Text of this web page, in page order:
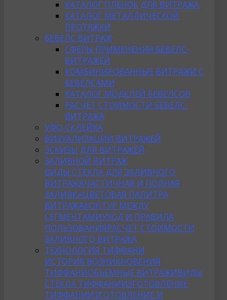
КАТАЛОГ ПЛЕНОК ДЛЯ ВИТРАЖА
КАТАЛОГ МЕТАЛЛИЧЕСКОЙ
ПРОТЯЖКИ
БЕВЕЛС ВИТРАЖ
СФЕРЫ ПРИМЕНЕНИЯ БЕВЕЛС-
ВИТРАЖЕЙ
КОМБИНИРОВАННЫЕ ВИТРАЖИ С
БЕВЕЛСАМИ
КАТАЛОГ МОДЕЛЕЙ БЕВЕЛСОВ
РАСЧЕТ СТОИМОСТИ БЕВЕЛС-
ВИТРАЖА
УФО-СКЛЕЙКА
ВИЗУАЛИЗАЦИИ ВИТРАЖЕЙ
ЭСКИЗЫ ДЛЯ ВИТРАЖЕЙ
ЗАЛИВНОЙ ВИТРАЖ
ВИДЫ СТЕКЛА ДЛЯ ЗАЛИВНОГО
ВИТРАЖАЧАСТИЧНАЯ И ПОЛНАЯ
ЗАЛИВКАЦВЕТОВАЯ ПАЛИТРА
ВИТРАЖАКОНТУР МЕЖДУ
СЕГМЕНТАМИУХОД И ПРАВИЛА
ПОЛЬЗОВАНИЯРАСЧЕТ СТОИМОСТИ
ЗАЛИВНОГО ВИТРАЖА
ТЕХНОЛОГИЯ ТИФФАНИ
ИСТОРИЯ ВОЗНИКНОВЕНИЯ
ТИФФАНИОБЪЕМНЫЕ ВИТРАЖИВИДЫ
СТЕКЛА ТИФФАНИИЗГОТОВЛЕНИЕ
ТИФФАНИИЗГОТОВЛЕНИЕ И